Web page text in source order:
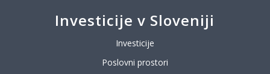
Investicije v Sloveniji
Investicije
Poslovni prostori